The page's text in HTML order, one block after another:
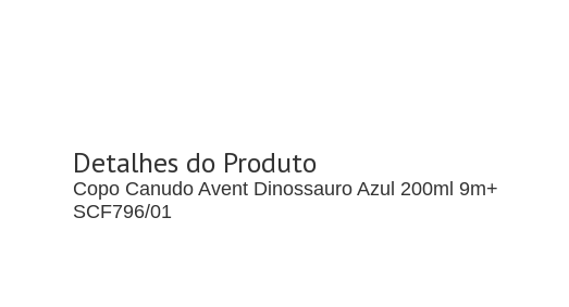
Detalhes do Produto
Copo Canudo Avent Dinossauro Azul 200ml 9m+
SCF796/01